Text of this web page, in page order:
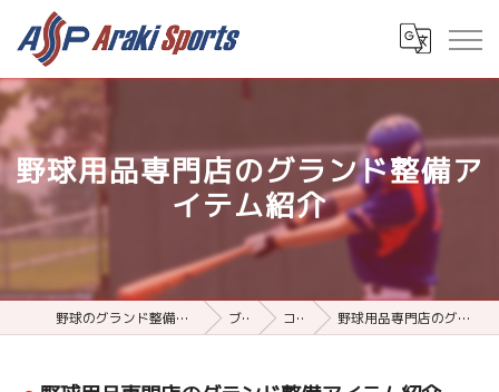
野球用品専門店のグランド整備ア
イテム紹介
野球のグランド整備用品ならアラキスポーツ ブログ コラム 野球用品専門店のグランド整備アイテム紹介